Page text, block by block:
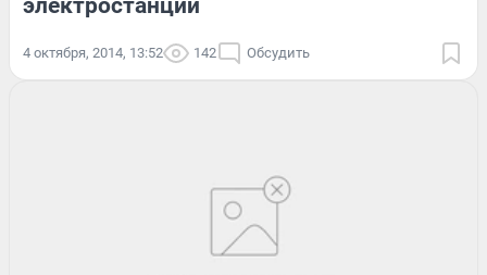
электростанции
4 октября, 2014, 13:52 142 Обсудить